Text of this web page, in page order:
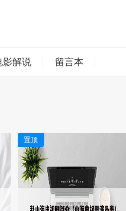
影解说 留言本
置顶